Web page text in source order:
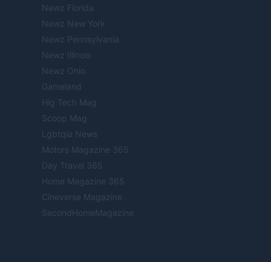
Newz Florida
Newz New York
Newz Pennsylvania
Newz Illinois
Newz Ohio
Gameland
Hig Tech Mag
Scoop Mag
Lgbtqia News
Motors Magazine 365
Day Travel 365
Home Magazine 365
Cineverse Magazine
SecondHomeMagazine